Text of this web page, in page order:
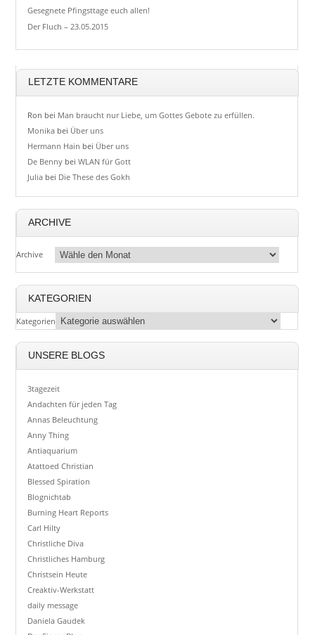
Gesegnete Pfingsttage euch allen!
Der Fluch – 23.05.2015
LETZTE KOMMENTARE
Ron bei Man braucht nur Liebe, um Gottes Gebote zu erfüllen.
Monika bei Über uns
Hermann Hain bei Über uns
De Benny beiWLAN für Gott
Julia bei Die These des Gokh
ARCHIVE
Archive
KATEGORIEN
Kategorien
UNSERE BLOGS
3tagezeit
Andachten für jeden Tag
Annas Beleuchtung
Anny Thing
Antiaquarium
Atattoed Christian
Blessed Spiration
Blognichtab
Burning Heart Reports
Carl Hilty
Christliche Diva
Christliches Hamburg
Christsein Heute
Creaktiv-Werkstatt
daily message
Daniela Gaudek